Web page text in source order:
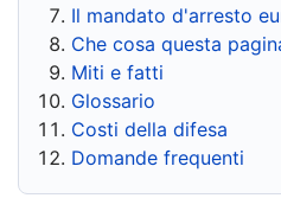
Il mandato d'arresto
Che cosa questa
Miti e fatti
Glossario
Costi della difesa
Domande frequenti